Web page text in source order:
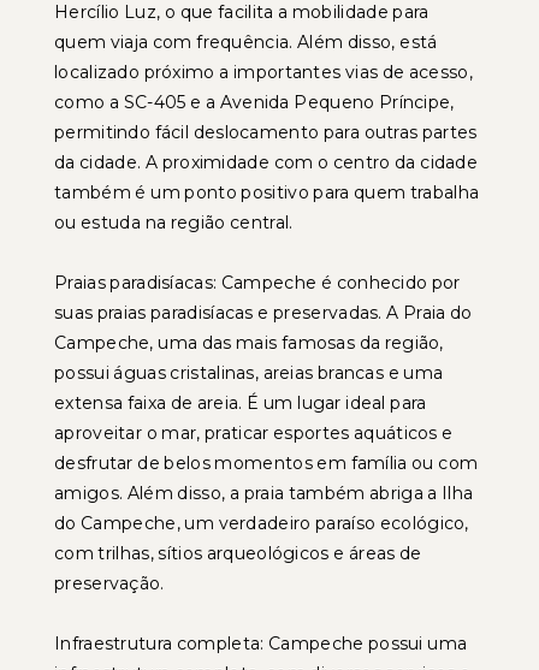
Hercílio Luz, o que facilita a mobilidade para
quem viaja com frequência. Além disso, está
localizado próximo a importantes vias de acesso,
como a SC-405 e a Avenida Pequeno Príncipe,
permitindo fácil deslocamento para outras partes
da cidade. A proximidade com o centro da cidade
também é um ponto positivo para quem trabalha
ou estuda na região central.
Praias paradisíacas: Campeche é conhecido por
suas praias paradisíacas e preservadas. A Praia do
Campeche, uma das mais famosas da região,
possui águas cristalinas, areias brancas e uma
extensa faixa de areia. É um lugar ideal para
aproveitar o mar, praticar esportes aquáticos e
desfrutar de belos momentos em família ou com
amigos. Além disso, a praia também abriga a Ilha
do Campeche, um verdadeiro paraíso ecológico,
com trilhas, sítios arqueológicos e áreas de
preservação.
Infraestrutura completa: Campeche possui uma